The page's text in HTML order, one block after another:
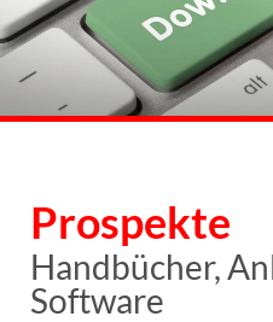
Prospekte
Handbücher,
Software